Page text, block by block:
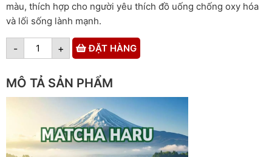
màu, thích hợp cho người yêu thích đồ uống chống oxy hóa
và lối sống lành mạnh.
- + ĐẶT HÀNG
MÔ TẢ SẢN PHẨM